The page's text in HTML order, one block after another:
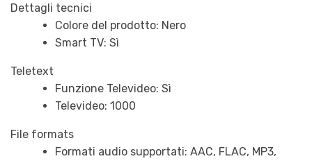
Dettagli tecnici
Colore del prodotto: Nero
Smart TV: Sì
Teletext
Funzione Televideo: Sì
Televideo: 1000
File formats
Formati audio supportati: AAC, FLAC, MP3,